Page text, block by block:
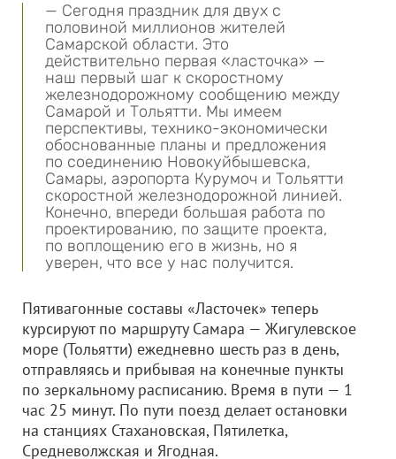
— Сегодня праздник для двух с
половиной миллионов жителей
Самарской области. Это
действительно первая «ласточка» —
наш первый шаг к скоростному
железнодорожному сообщению между
Самарой и Тольятти. Мы имеем
перспективы, технико-экономически
обоснованные планы и предложения
по соединению Новокуйбышевска,
Самары, аэропорта Курумоч и Тольятти
скоростной железнодорожной линией.
Конечно, впереди большая работа по
проектированию, по защите проекта,
по воплощению его в жизнь, но я
уверен, что все у нас получится.
Пятивагонные составы «Ласточек» теперь
курсируют по маршруту Самара — Жигулевское
море (Тольятти) ежедневно шесть раз в день,
отправляясь и прибывая на конечные пункты
по зеркальному расписанию. Время в пути — 1
час 25 минут. По пути поезд делает остановки
на станциях Стахановская, Пятилетка,
Средневолжская и Ягодная.